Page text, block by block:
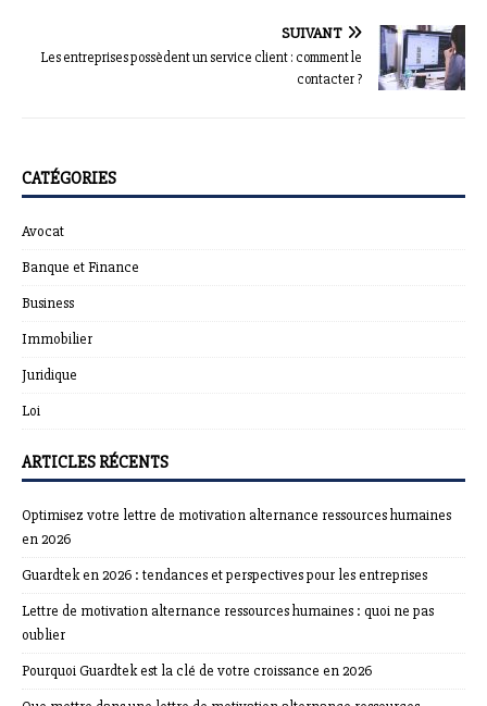
SUIVANT
Les entreprises possèdent un service client : comment le
contacter ?
CATÉGORIES
Avocat
Banque et Finance
Business
Immobilier
Juridique
Loi
ARTICLES RÉCENTS
Optimisez votre lettre de motivation alternance ressources humaines
en 2026
Guardtek en 2026 : tendances et perspectives pour les entreprises
Lettre de motivation alternance ressources humaines : quoi ne pas
oublier
Pourquoi Guardtek est la clé de votre croissance en 2026